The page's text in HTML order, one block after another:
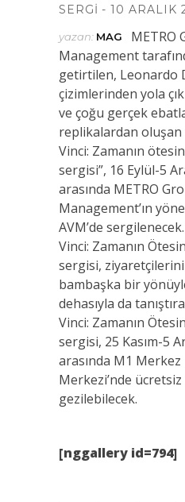
SERGI 10 ARALIK
yazan: MAG
METRO
Management
getirtilen, Leonardo
çizimlerinden yola
ve çoğu gerçek
replikalardan oluşan
Vinci: Zamanın
sergisi”, 16 Eylül-5
arasında METRO
Management’ın
AVM’de
Vinci: Zamanın
sergisi, ziyaretçilerini
bambaşka bir
dehasıyla da
Vinci: Zamanın
sergisi, 25 Kasım-5
arasında M1 Merkez
Merkezi’nde
gezilebilecek.
[nggallery id=794]